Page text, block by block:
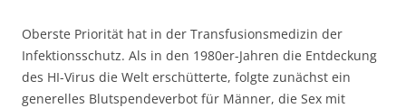
Oberste Priorität hat in der Transfusionsmedizin der
Infektionsschutz. Als in den 1980er-Jahren die Entdeckung
des HI-Virus die Welt erschütterte, folgte zunächst ein
generelles Blutspendeverbot für Männer, die Sex mit